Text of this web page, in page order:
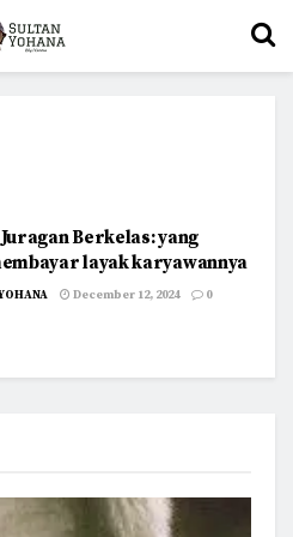
Berkelas: yang
layak karyawannya
December 12, 2024 0